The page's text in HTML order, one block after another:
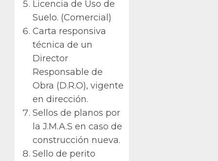
Licencia de Uso de
Suelo. (Comercial)
Carta responsiva
técnica de un
Director
Responsable de
Obra (D.R.O), vigente
en dirección.
Sellos de planos por
la J.M.A.S en caso de
construcción nueva.
Sello de perito